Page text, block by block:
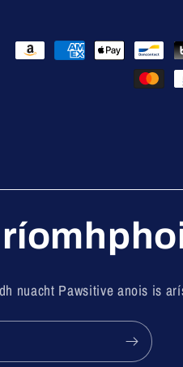
Modhanna
nuacht Pawsitive anois is